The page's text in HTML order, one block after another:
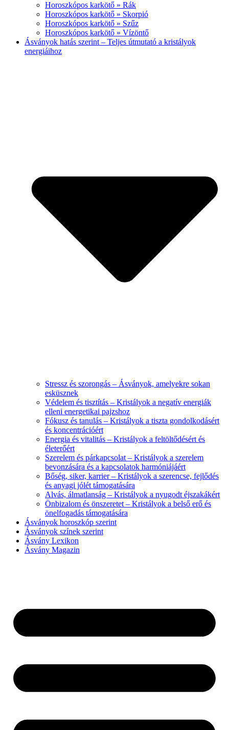
Horoszkópos karkötő » Rák
Horoszkópos karkötő » Skorpió
Horoszkópos karkötő » Szűz
Horoszkópos karkötő » Vízöntő
Ásványok hatás szerint – Teljes útmutató a kristályok
energiáihoz
Stressz és szorongás – Ásványok, amelyekre sokan
esküsznek
Védelem és tisztítás – Kristályok a negatív energiák
elleni energetikai pajzshoz
Fókusz és tanulás – Kristályok a tiszta gondolkodásért
és koncentrációért
Energia és vitalitás – Kristályok a feltöltődésért és
életerőért
Szerelem és párkapcsolat – Kristályok a szerelem
bevonzására és a kapcsolatok harmóniájáért
Bőség, siker, karrier – Kristályok a szerencse, fejlődés
és anyagi jólét támogatására
Alvás, álmatlanság – Kristályok a nyugodt éjszakákért
Önbizalom és önszeretet – Kristályok a belső erő és
önelfogadás támogatására
Ásványok horoszkóp szerint
Ásványok színek szerint
Ásvány Lexikon
Ásvány Magazin